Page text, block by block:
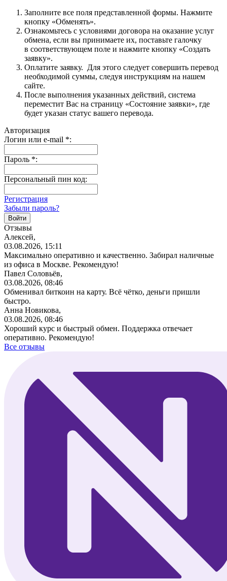
Заполните все поля представленной формы. Нажмите
кнопку «Обменять».
Ознакомьтесь с условиями договора на оказание услуг
обмена, если вы принимаете их, поставьте галочку
в соответствующем поле и нажмите кнопку «Создать
заявку».
Оплатите заявку. Для этого следует совершить перевод
необходимой суммы, следуя инструкциям на нашем
сайте.
После выполнения указанных действий, система
переместит Вас на страницу «Состояние заявки», где
будет указан статус вашего перевода.
Авторизация
Логин или e-mail *:
Пароль *:
Персональный пин код:
Регистрация
Забыли пароль?
Отзывы
Алексей,
03.08.2026, 15:11
Максимально оперативно и качественно. Забирал наличные
из офиса в Москве. Рекомендую!
Павел Соловьёв,
03.08.2026, 08:46
Обменивал биткоин на карту. Всё чётко, деньги пришли
быстро.
Анна Новикова,
03.08.2026, 08:46
Хороший курс и быстрый обмен. Поддержка отвечает
оперативно. Рекомендую!
Все отзывы